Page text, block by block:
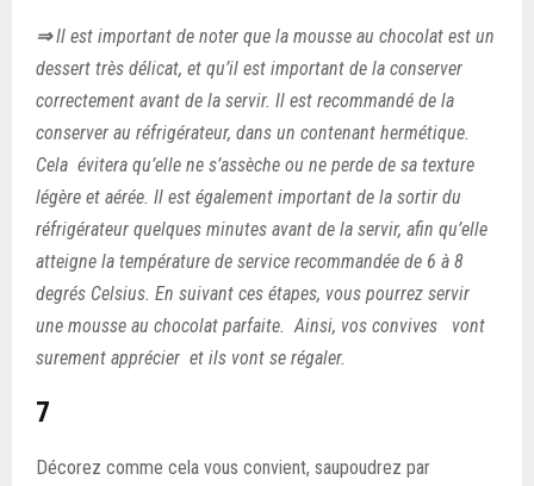
⇒Il est important de noter que la mousse au chocolat est un
dessert très délicat, et qu’il est important de la conserver
correctement avant de la servir. Il est recommandé de la
conserver au réfrigérateur, dans un contenant hermétique.
Cela évitera qu’elle ne s’assèche ou ne perde de sa texture
légère et aérée. Il est également important de la sortir du
réfrigérateur quelques minutes avant de la servir, afin qu’elle
atteigne la température de service recommandée de 6 à 8
degrés Celsius. En suivant ces étapes, vous pourrez servir
une mousse au chocolat parfaite. Ainsi, vos convives vont
surement apprécier et ils vont se régaler.
7
Décorez comme cela vous convient, saupoudrez par